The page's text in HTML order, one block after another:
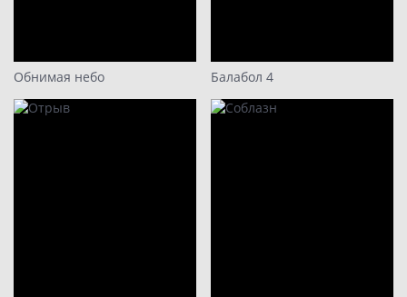
Обнимая небо Балабол 4